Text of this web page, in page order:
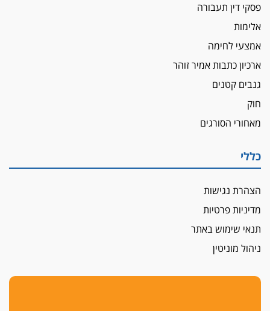
פסקי דין תעבורה
אלימות
אמצעי לחימה
ארכיון כתבות אמיר זוהר
גנבים קטנים
חוק
מאחורי הסורגים
כללי
הצהרת נגישות
מדיניות פרטיות
תנאי שימוש באתר
ניהול מוניטין